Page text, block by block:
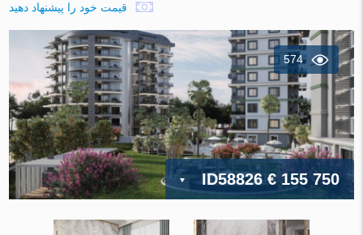
قیمت خود را پیشنهاد دهید
574
ID58826€ 155 750